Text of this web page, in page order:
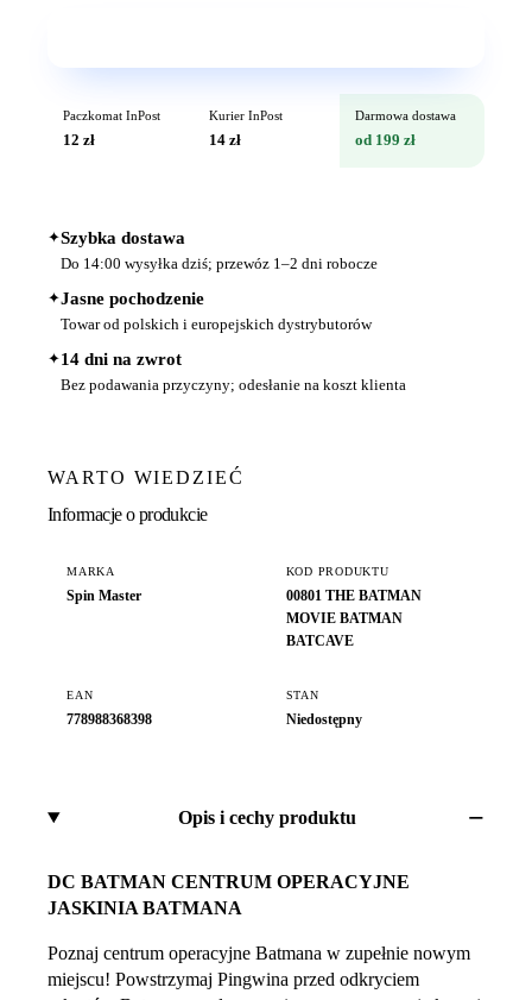
Paczkomat InPost
12 zł
Kurier InPost
14 zł
Darmowa dostawa
od 199 zł
✦Szybka dostawa
Do 14:00 wysyłka dziś; przewóz 1–2 dni robocze
✦Jasne pochodzenie
Towar od polskich i europejskich dystrybutorów
✦14 dni na zwrot
Bez podawania przyczyny; odesłanie na koszt klienta
WARTO WIEDZIEĆ
Informacje o produkcie
MARKA
Spin Master
KOD PRODUKTU
00801 THE BATMAN
MOVIE BATMAN
BATCAVE
EAN
778988368398
STAN
Niedostępny
Opis i cechy produktu
DC BATMAN CENTRUM OPERACYJNE
JASKINIA BATMANA
Poznaj centrum operacyjne Batmana w zupełnie nowym
miejscu! Powstrzymaj Pingwina przed odkryciem